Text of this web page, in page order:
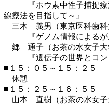
『ホウ素中性子捕捉療
線療法を目指して～』
三木 義男（東京医科歯
『ゲノム情報によるがん
郷 通子（お茶の水女子大
『遺伝子の世界とコンピ
■１５：０５～１５：２５
休憩
■１５：２５～１６：５５
山本 直樹（お茶の水女子